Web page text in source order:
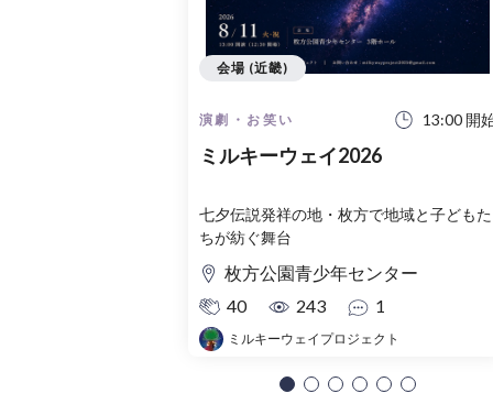
演劇・お笑い 13:00 開
ミルキーウェイ2026
七夕伝説発祥の地・枚方で地域と子どもた
ちが紡ぐ舞台
枚方公園青少年センター
40
243 1
ミルキーウェイプロジェクト
会場 (近畿)